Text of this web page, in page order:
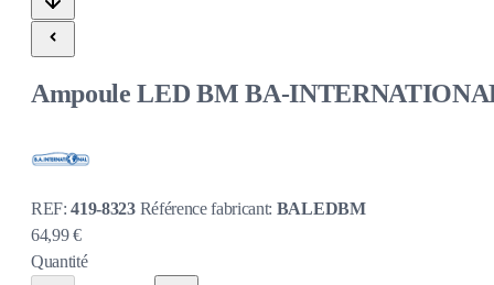
Ampoule LED BM BA-
REF:419-8323 Référence fabricant: BALEDBM
64,99 €
Quantité